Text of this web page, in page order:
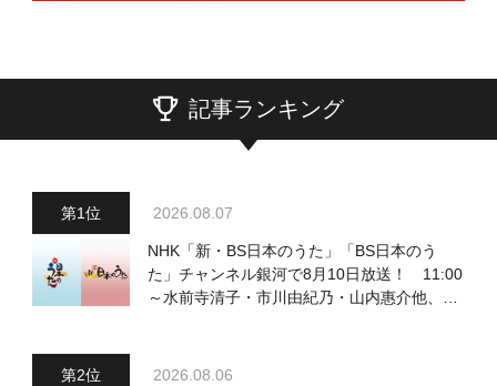
記事ランキング
2026.08.07
NHK「新・BS日本のうた」「BS日本のう
た」チャンネル銀河で8月10日放送！ 11:00
～水前寺清子・市川由紀乃・山内惠介他、
2026.08.06